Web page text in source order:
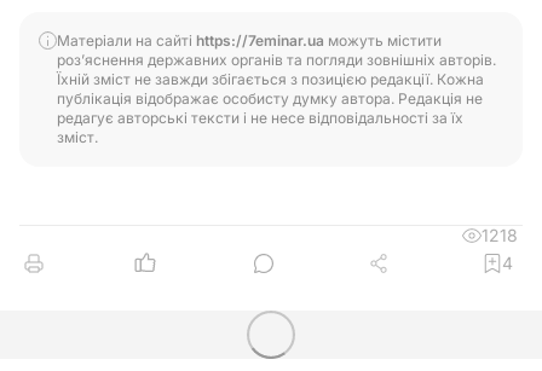
Матеріали на сайті https://7eminar.ua можуть містити
роз’яснення державних органів та погляди зовнішніх авторів.
Їхній зміст не завжди збігається з позицією редакції. Кожна
публікація відображає особисту думку автора. Редакція не
редагує авторські тексти і не несе відповідальності за їх
зміст.
1218
4